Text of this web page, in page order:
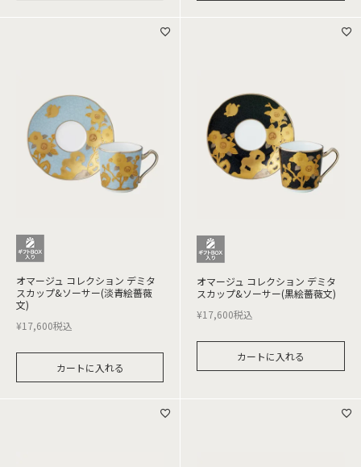
オマージュ コレクション デミタ
スカップ&ソーサー(淡青絵薔薇
文)
¥17,600税込
カートに入れる
オマージュ コレクション デミタ
スカップ&ソーサー(黒絵薔薇文)
¥17,600税込
カートに入れる